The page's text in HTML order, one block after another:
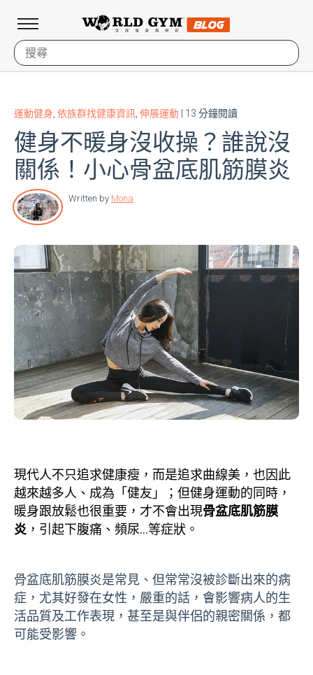
運動健身 依族群找健康資訊 伸展運動 | 13 分鐘閱讀
健身不暖身沒收操？誰說沒
關係！小心骨盆底肌筋膜炎
Written by Mona
現代人不只追求健康瘦，而是追求曲線美，也因此
越來越多人、成為「健友」；但健身運動的同時，
暖身跟放鬆也很重要，才不會出現骨盆底肌筋膜
炎 ，引起下腹痛、頻尿…等症狀。
骨盆底肌筋膜炎是常見、但常常沒被診斷出來的病
症，尤其好發在女性，嚴重的話，會影響病人的生
活品質及工作表現，甚至是與伴侶的親密關係，都
可能受影響。